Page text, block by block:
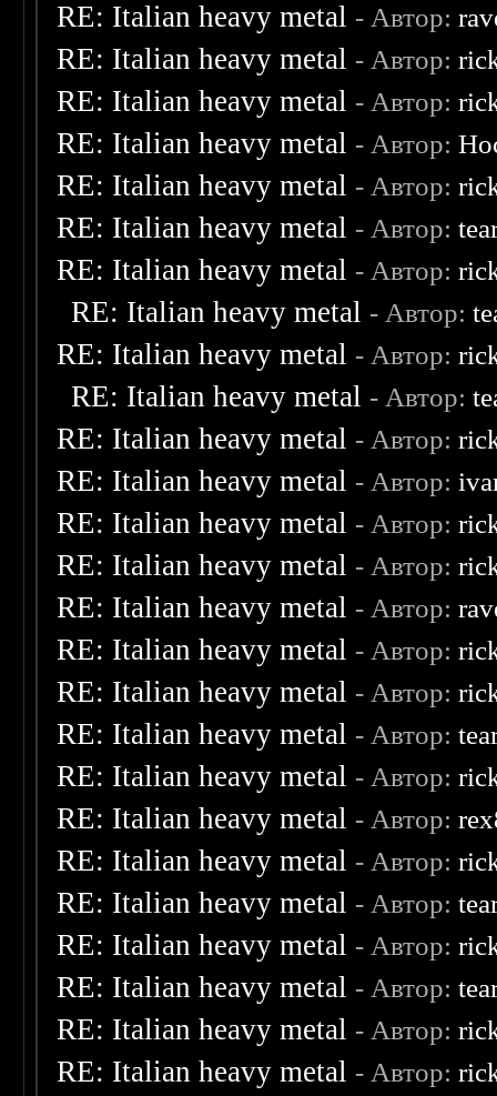
RE: Italian heavy metal - Автор:
RE: Italian heavy metal - Автор:
RE: Italian heavy metal - Автор:
RE: Italian heavy metal - Автор:
RE: Italian heavy metal - Автор:
RE: Italian heavy metal - Автор:
RE: Italian heavy metal - Автор:
RE: Italian heavy metal - Автор:
RE: Italian heavy metal - Автор:
RE: Italian heavy metal - Автор:
RE: Italian heavy metal - Автор:
RE: Italian heavy metal - Автор:
RE: Italian heavy metal - Автор:
RE: Italian heavy metal - Автор:
RE: Italian heavy metal - Автор:
RE: Italian heavy metal - Автор:
RE: Italian heavy metal - Автор:
RE: Italian heavy metal - Автор:
RE: Italian heavy metal - Автор:
RE: Italian heavy metal - Автор:
RE: Italian heavy metal - Автор:
RE: Italian heavy metal - Автор:
RE: Italian heavy metal - Автор:
RE: Italian heavy metal - Автор:
RE: Italian heavy metal - Автор:
RE: Italian heavy metal - Автор: